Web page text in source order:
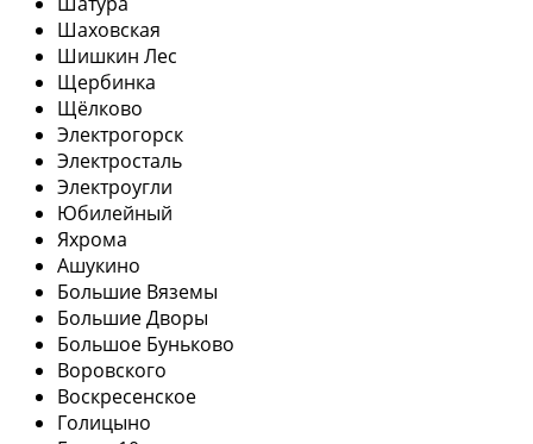
Шаховская
Шишкин Лес
Щербинка
Щёлково
Электрогорск
Электросталь
Электроугли
Юбилейный
Яхрома
Ашукино
Большие Вяземы
Большие Дворы
Большое Буньково
Воровского
Воскресенское
Голицыно